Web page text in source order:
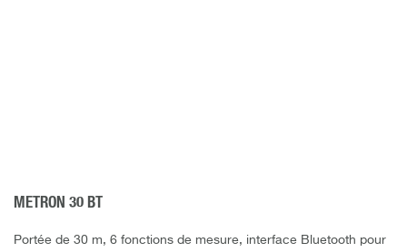
METRON 30 BT
Portée de 30 m, 6 fonctions de mesure, interface Bluetooth pour